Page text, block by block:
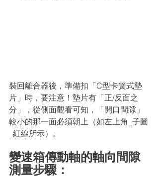
裝回離合器後，準備扣「C型卡簧式墊
片」時，要注意！墊片有「正/反面之
分」，從側面觀看可知，「開口間隙」
較小的那一面必須朝上（如左上角_子圖
_紅線所示）。
變速箱傳動軸的軸向間隙
測量步驟：